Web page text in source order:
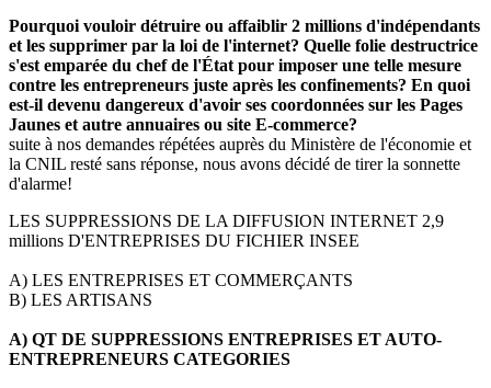
Pourquoi vouloir détruire ou affaiblir 2 millions d'indépendants
et les supprimer par la loi de l'internet? Quelle folie destructrice
s'est emparée du chef de l'État pour imposer une telle mesure
contre les entrepreneurs juste après les confinements? En quoi
est-il devenu dangereux d'avoir ses coordonnées sur les Pages
Jaunes et autre annuaires ou site E-commerce?
suite à nos demandes répétées auprès du Ministère de l'économie et
la CNIL resté sans réponse, nous avons décidé de tirer la sonnette
d'alarme!
LES SUPPRESSIONS DE LA DIFFUSION INTERNET 2,9
millions D'ENTREPRISES DU FICHIER INSEE
A) LES ENTREPRISES ET COMMERÇANTS
B) LES ARTISANS
A) QT DE SUPPRESSIONS ENTREPRISES ET AUTO-
ENTREPRENEURS CATEGORIES